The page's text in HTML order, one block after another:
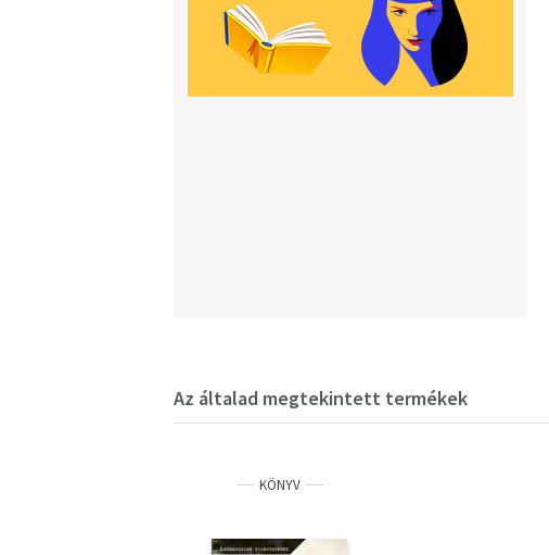
Az általad megtekintett termékek
KÖNYV